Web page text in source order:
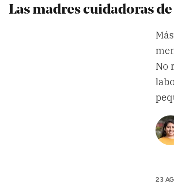
Pon tu lupa sobre lo
Las madres cuidadoras
No
23